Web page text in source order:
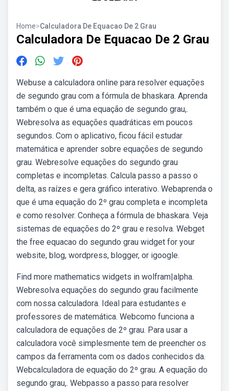
Home>Calculadora De Equacao De 2 Grau
Calculadora De Equacao De 2 Grau
Webuse a calculadora online para resolver equações
de segundo grau com a fórmula de bhaskara. Aprenda
também o que é uma equação de segundo grau,.
Webresolva as equações quadráticas em poucos
segundos. Com o aplicativo, ficou fácil estudar
matemática e aprender sobre equações de segundo
grau. Webresolve equações do segundo grau
completas e incompletas. Calcula passo a passo o
delta, as raízes e gera gráfico interativo. Webaprenda o
que é uma equação do 2º grau completa e incompleta
e como resolver. Conheça a fórmula de bhaskara. Veja
sistemas de equações do 2º grau e resolva. Webget
the free equacao do segundo grau widget for your
website, blog, wordpress, blogger, or igoogle.
Find more mathematics widgets in wolfram|alpha.
Webresolva equações do segundo grau facilmente
com nossa calculadora. Ideal para estudantes e
professores de matemática. Webcomo funciona a
calculadora de equações de 2º grau. Para usar a
calculadora você simplesmente tem de preencher os
campos da ferramenta com os dados conhecidos da.
Webcalculadora de equação do 2º grau. A equação do
segundo grau,. Webpasso a passo para resolver